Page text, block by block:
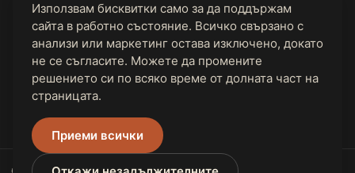
За Джон
Контакти
Правно
Използвам бисквитки само за да поддържам
сайта в работно състояние. Всичко свързано с
анализи или маркетинг остава изключено, докато
не се съгласите. Можете да промените
решението си по всяко време от долната част на
страницата.
Приеми всички